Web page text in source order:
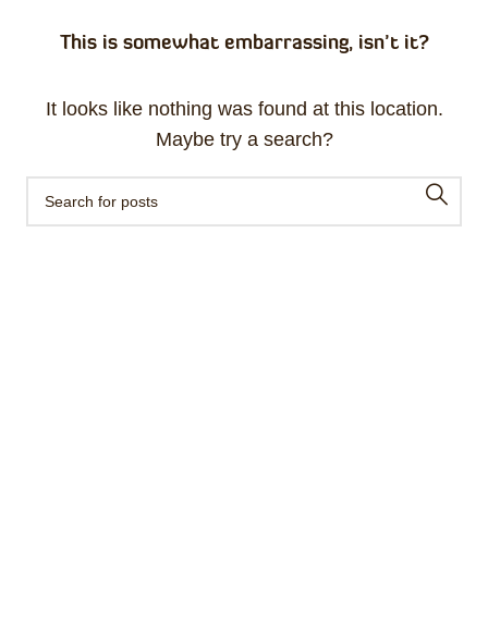
This is somewhat embarrassing, isn’t it?
It looks like nothing was found at this location.
Maybe try a search?